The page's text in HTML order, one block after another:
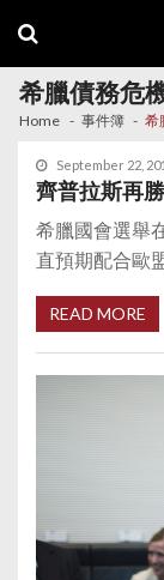
navigation
content
希臘債務危
Home 事件簿 希
September 22,
齊普拉斯再
希臘國會選舉
直預期配合歐
READ MORE